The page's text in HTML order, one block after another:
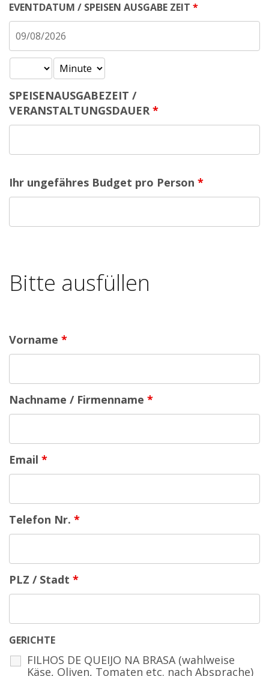
EVENTDATUM / SPEISEN AUSGABE ZEIT *
SPEISENAUSGABEZEIT /
VERANSTALTUNGSDAUER *
Ihr ungefähres Budget pro Person *
Bitte ausfüllen
Vorname *
Nachname / Firmenname *
Email *
Telefon Nr. *
PLZ / Stadt *
GERICHTE
FILHOS DE QUEIJO NA BRASA (wahlweise
Käse, Oliven, Tomaten etc. nach Absprache)